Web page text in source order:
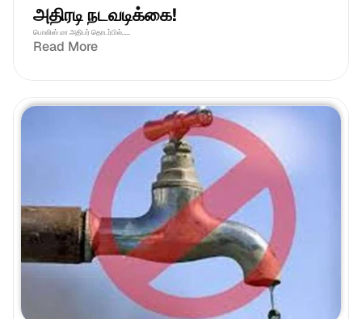
அதிரடி நடவடிக்கை!
பொலிஸ் மா அதிபர் தொடர்பில்.....
Read More